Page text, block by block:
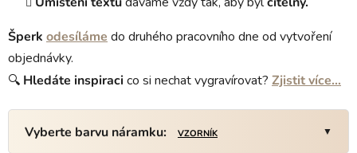
Šperk odesíláme do druhého pracovního dne od vytvoření
objednávky.
🔍 Hledáte inspiracico si nechat vygravírovat? Zjistit více…
Vyberte barvu náramku: VZORNÍK